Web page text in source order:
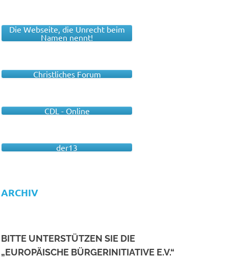
Die Webseite, die Unrecht beim
Namen nennt!
Christliches Forum
CDL - Online
der13
ARCHIV
BITTE UNTERSTÜTZEN SIE DIE
„EUROPÄISCHE BÜRGERINITIATIVE E.V.“